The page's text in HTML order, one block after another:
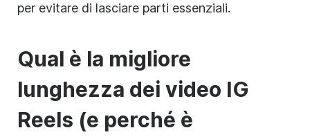
per evitare di lasciare parti essenziali.
Qual è la migliore
lunghezza dei video IG
Reels (e perché è